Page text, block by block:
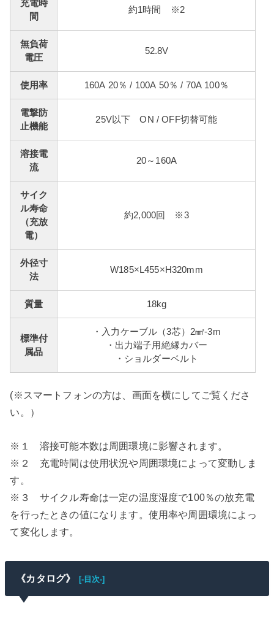
充電時
間
約1時間 ※2
無負荷
電圧
52.8V
使用率 160A 20％ / 100A 50％ / 70A 100％
電撃防
止機能
25V以下 ON / OFF切替可能
溶接電
流
20～160A
サイク
ル寿命
（充放
電）
約2,000回 ※3
外径寸
法
W185×L455×H320mm
質量 18kg
標準付
属品
・入力ケーブル（3芯）2㎟-3m
・出力端子用絶縁カバー
・ショルダーベルト
(※スマートフォンの方は、画面を横にしてご覧くださ
い。）
※１ 溶接可能本数は周囲環境に影響されます。
※２ 充電時間は使用状況や周囲環境によって変動しま
す。
※３ サイクル寿命は一定の温度湿度で100％の放充電
を行ったときの値になります。使用率や周囲環境によっ
て変化します。
《カタログ》 [-目次-]